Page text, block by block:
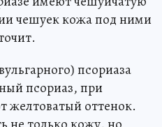
чешуек кожа под ними
псориаза
псориаз, при
желтоватый оттенок.